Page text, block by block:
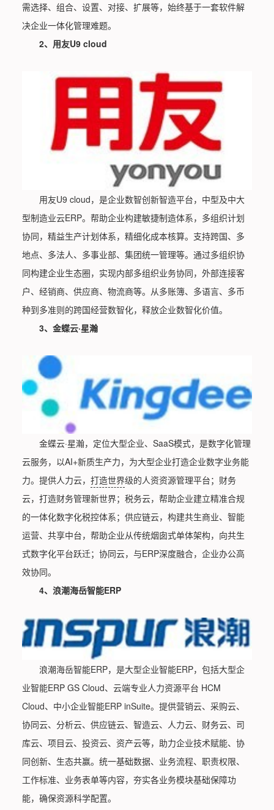
需选择、组合、设置、对接、扩展等，始终基于一套软件解
决企业一体化管理难题。
2、用友U9 cloud
用友U9 cloud，是企业数智创新智造平台，中型及中大
型制造业云ERP。帮助企业构建敏捷制造体系，多组织计划
协同，精益生产计划体系，精细化成本核算。支持跨国、多
地点、多法人、多事业部、集团统一管理等。通过多组织协
同构建企业生态圈，实现内部多组织业务协同，外部连接客
户、经销商、供应商、物流商等。从多账簿、多语言、多币
种到多准则的跨国经营数智化，释放企业数智化价值。
3、金蝶云·星瀚
金蝶云·星瀚，定位大型企业、SaaS模式，是数字化管理
云服务，以AI+新质生产力，为大型企业打造企业数字业务能
力。提供人力云， 打造世界级的人资资源管理平台；财务
云，打造财务管理新世界；税务云，帮助企业建立精准合规
的一体化数字化税控体系；供应链云，构建共生商业、智能
运营、共享中台，帮助企业从传统烟囱式单体架构，向共生
式数字化平台跃迁；协同云，与ERP深度融合，企业办公高
效协同。
4、浪潮海岳智能ERP
浪潮海岳智能ERP，是大型企业智能ERP，包括大型企
业智能ERP GS Cloud、云端专业人力资源平台 HCM
Cloud、中小企业智能ERP inSuite。提供营销云、采购云、
协同云、分析云、供应链云、智造云、人力云、财务云、司
库云、项目云、投资云、资产云等，助力企业技术赋能、协
同创新、生态共赢。统一基础数据、业务流程、职责权限、
工作标准、业务表单等内容，夯实各业务模块基础保障功
能，确保资源科学配置。